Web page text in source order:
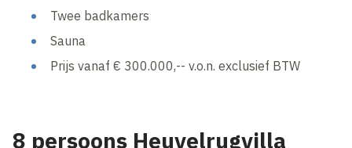
Twee badkamers
Sauna
Prijs vanaf € 300.000,-- v.o.n. exclusief BTW
8 persoons Heuvelrugvilla